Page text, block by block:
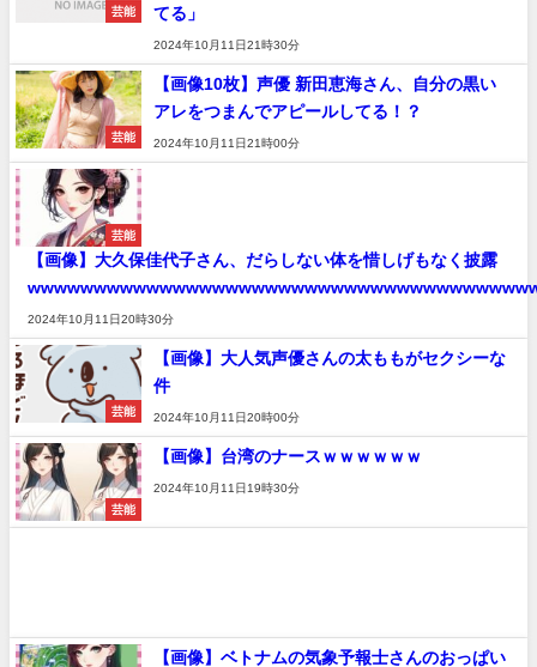
芸能
てる」
2024年10月11日21時30分
芸能
【画像10枚】声優 新田恵海さん、自分の黒い
アレをつまんでアピールしてる！？
2024年10月11日21時00分
芸能
【画像】大久保佳代子さん、だらしない体を惜しげもなく披露
2024年10月11日20時30分
芸能
【画像】大人気声優さんの太ももがセクシーな
件
2024年10月11日20時00分
芸能
【画像】台湾のナースｗｗｗｗｗｗ
2024年10月11日19時30分
【画像】ベトナムの気象予報士さんのおっぱい